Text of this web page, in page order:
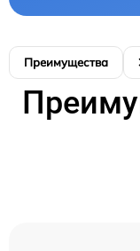
Преимущества